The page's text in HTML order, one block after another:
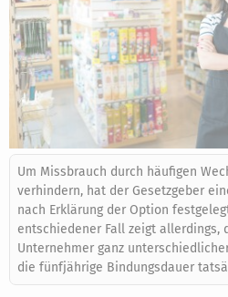
Um Missbrauch durch häufigen
verhindern, hat der Gesetzgeber
nach Erklärung der Option
entschiedener Fall zeigt allerdings,
Unternehmer ganz
die fünfjährige Bindungsdauer